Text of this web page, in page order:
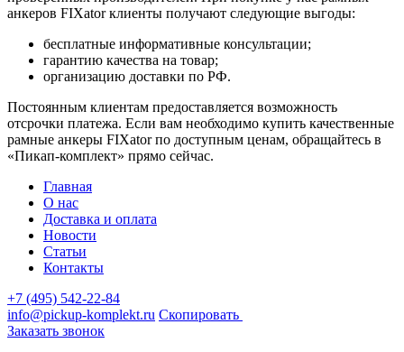
анкеров FIXator клиенты получают следующие выгоды:
бесплатные информативные консультации;
гарантию качества на товар;
организацию доставки по РФ.
Постоянным клиентам предоставляется возможность
отсрочки платежа. Если вам необходимо купить качественные
рамные анкеры FIXator по доступным ценам, обращайтесь в
«Пикап-комплект» прямо сейчас.
Главная
О нас
Доставка и оплата
Новости
Статьи
Контакты
+7 (495) 542-22-84
info@pickup-komplekt.ru Скопировать
Заказать звонок